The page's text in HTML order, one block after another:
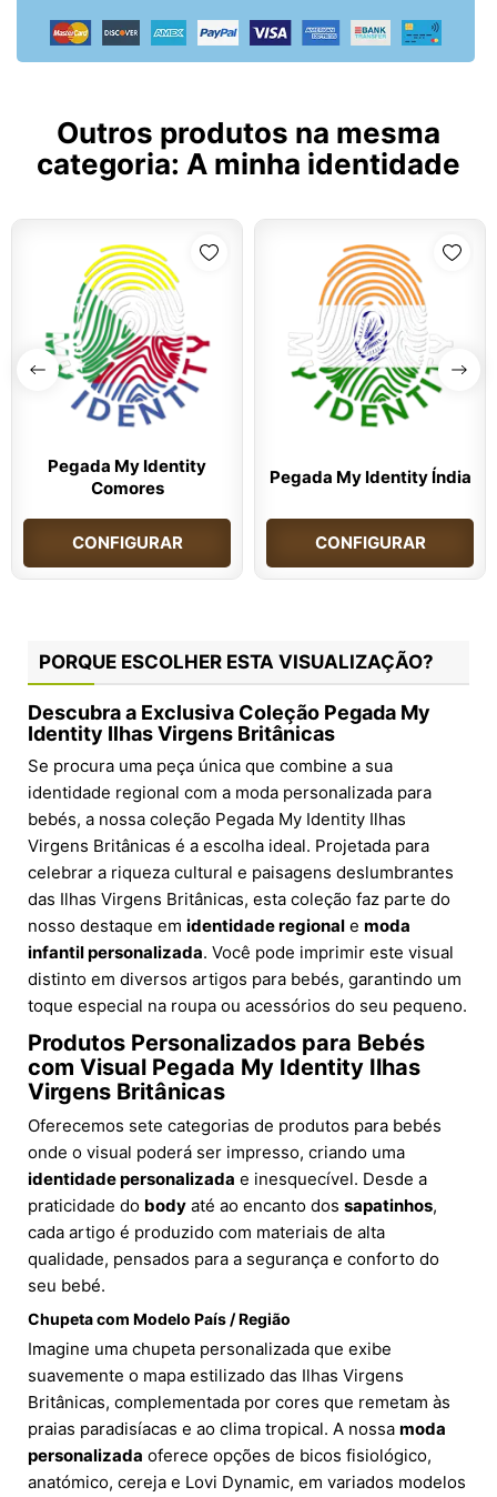
Outros produtos na mesma
categoria: A minha identidade
Pegada My Identity
Comores
CONFIGURAR
Pegada My Identity Índia
CONFIGURAR
PORQUE ESCOLHER ESTA VISUALIZAÇÃO?
Descubra a Exclusiva Coleção Pegada My
Identity Ilhas Virgens Britânicas
Se procura uma peça única que combine a sua
identidade regional com a moda personalizada para
bebés, a nossa coleção Pegada My Identity Ilhas
Virgens Britânicas é a escolha ideal. Projetada para
celebrar a riqueza cultural e paisagens deslumbrantes
das Ilhas Virgens Britânicas, esta coleção faz parte do
nosso destaque em identidade regional e moda
infantil personalizada. Você pode imprimir este visual
distinto em diversos artigos para bebés, garantindo um
toque especial na roupa ou acessórios do seu pequeno.
Produtos Personalizados para Bebés
com Visual Pegada My Identity Ilhas
Virgens Britânicas
Oferecemos sete categorias de produtos para bebés
onde o visual poderá ser impresso, criando uma
identidade personalizada e inesquecível. Desde a
praticidade do body até ao encanto dos sapatinhos,
cada artigo é produzido com materiais de alta
qualidade, pensados para a segurança e conforto do
seu bebé.
Chupeta com Modelo País / Região
Imagine uma chupeta personalizada que exibe
suavemente o mapa estilizado das Ilhas Virgens
Britânicas, complementada por cores que remetam às
praias paradisíacas e ao clima tropical. A nossa moda
personalizada oferece opções de bicos fisiológico,
anatómico, cereja e Lovi Dynamic, em variados modelos